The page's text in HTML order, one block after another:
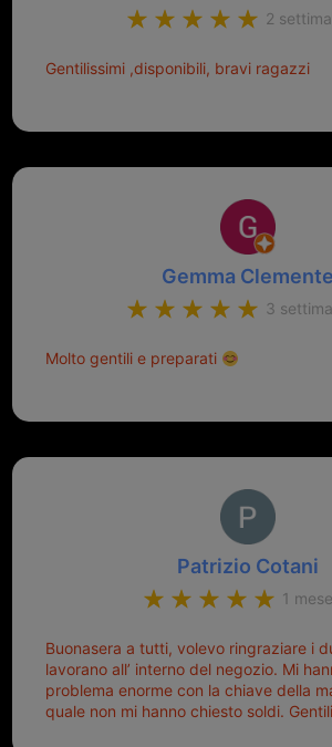
2
Gentilissimi ,disponibili, bravi ragazzi
Gemma Clemente
3
Molto gentili e preparati
Patrizio Cotani
1
Buonasera a tutti, volevo ringraziare i
lavorano all’ interno del negozio. Mi
problema enorme con la chiave della
quale non mi hanno chiesto soldi.